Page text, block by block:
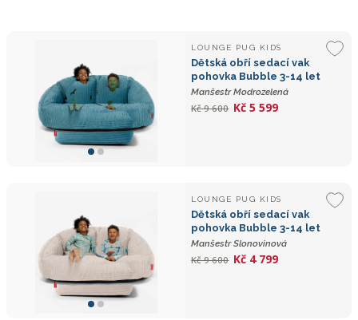
LOUNGE PUG KIDS
Dětská obří sedací vak
pohovka Bubble 3-14 let
Manšestr Modrozelená
Kč 9 600 Kč 5 599
LOUNGE PUG KIDS
Dětská obří sedací vak
pohovka Bubble 3-14 let
Manšestr Slonovinová
Kč 9 600 Kč 4 799